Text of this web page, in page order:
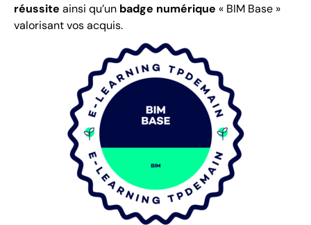
réussite ainsi qu’un badge numérique « BIM Base »
valorisant vos acquis.